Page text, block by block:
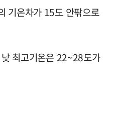
기온차가 15도 안팎으로
최고기온은 22~28도가